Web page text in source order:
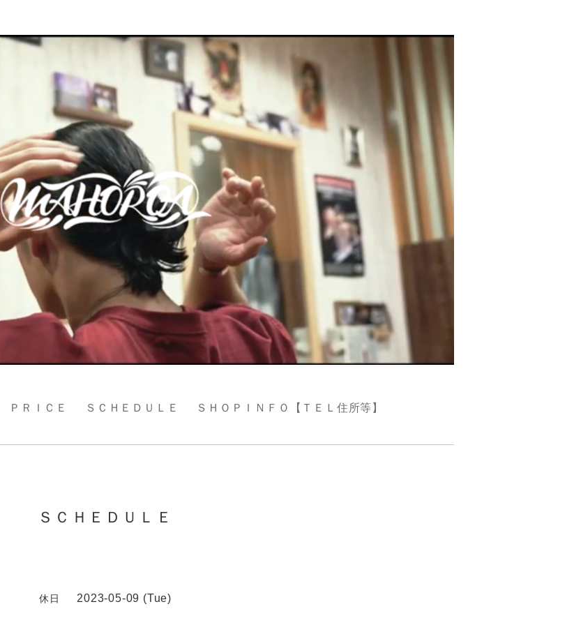
ＰＲＩＣＥ ＳＣＨＥＤＵＬＥ ＳＨＯＰＩＮＦＯ【ＴＥＬ住所等】
ＳＣＨＥＤＵＬＥ
休日 2023-05-09 (Tue)